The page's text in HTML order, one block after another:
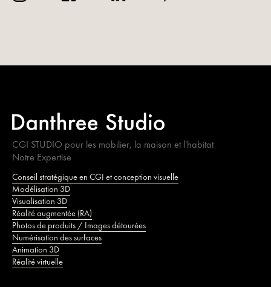
CGI STUDIO pour les mobilier, la maison et l'habitat
Notre Expertise
Conseil stratégique en CGI et conception visuelle
Modélisation 3D
Visualisation 3D
Réalité augmentée (RA)
Photos de produits / Images détourées
Numérisation des surfaces
Animation 3D
Réalité virtuelle